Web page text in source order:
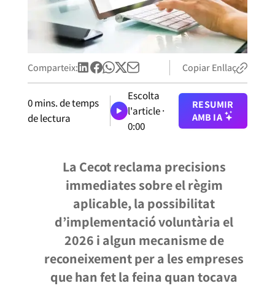
Comparteix: Copiar Enllaç
0mins. de temps
de lectura
Escolta
l'article ·
0:00
RESUMIR
AMB IA
La Cecot reclama precisions
immediates sobre el règim
aplicable, la possibilitat
d’implementació voluntària el
2026 i algun mecanisme de
reconeixement per a les empreses
que han fet la feina quan tocava